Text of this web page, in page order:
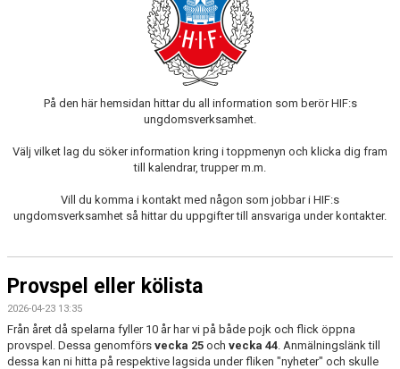
På den här hemsidan hittar du all information som berör HIF:s
ungdomsverksamhet.
Välj vilket lag du söker information kring i toppmenyn och klicka dig fram
till kalendrar, trupper m.m.
Vill du komma i kontakt med någon som jobbar i HIF:s
ungdomsverksamhet så hittar du uppgifter till ansvariga under kontakter.
Provspel eller kölista
2026-04-23 13:35
Från året då spelarna fyller 10 år har vi på både pojk och flick öppna
provspel. Dessa genomförs vecka 25 och vecka 44. Anmälningslänk till
dessa kan ni hitta på respektive lagsida under fliken "nyheter" och skulle